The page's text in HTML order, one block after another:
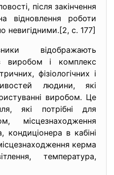
після закінчення
відновлення роботи
невигідними.[2, с. 177]
відображають
виробом і комплекс
фізіологічних і
людини, які
виробом. Це
які потрібні для
місцезнаходження
в кабіні
керма
температура,